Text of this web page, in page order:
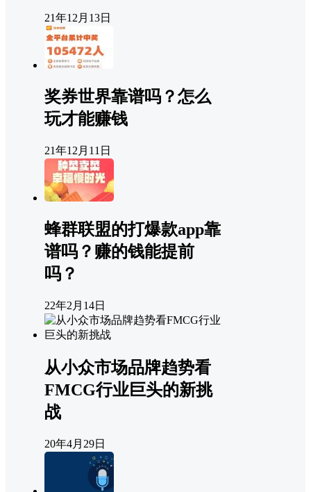
21年12月13日
奖券世界靠谱吗？怎么
玩才能赚钱
21年12月11日
蜂群联盟的打爆款app靠
谱吗？赚的钱能提前
吗？
22年2月14日
从小众市场品牌趋势看
FMCG行业巨头的新挑
战
20年4月29日